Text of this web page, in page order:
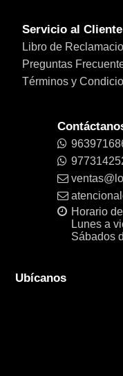
Servicio al Cliente
Libro de
Preguntas
Términos y
Horario
Lunes a
Sábados
Ubícanos